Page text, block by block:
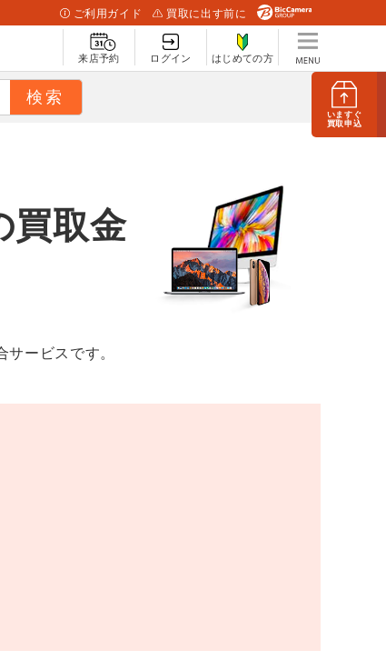
いますぐ
買取申込
ご利用ガイド 買取に出す前に
来店予約 ログイン はじめての方
買取金
ービスです。